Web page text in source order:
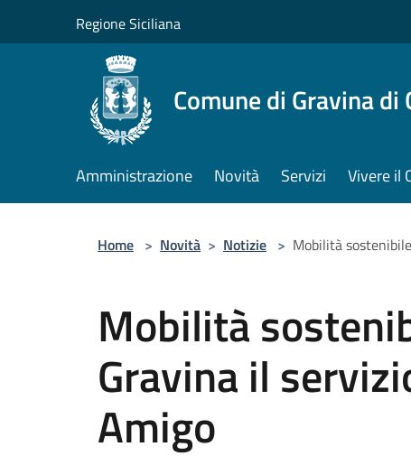
Regione Siciliana
Comune di Gravina di
Amministrazione Novità Servizi Vivere il
Home > Novità > Notizie > Mobilità
Mobilità
Gravina il
Amigo